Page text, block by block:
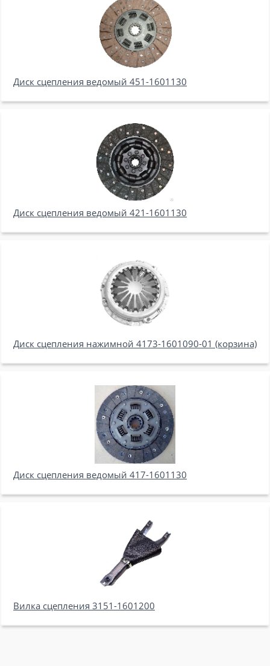
Диск сцепления ведомый 451-1601130
Диск сцепления ведомый 421-1601130
Диск сцепления нажимной 4173-1601090-01 (корзина)
Диск сцепления ведомый 417-1601130
Вилка сцепления 3151-1601200